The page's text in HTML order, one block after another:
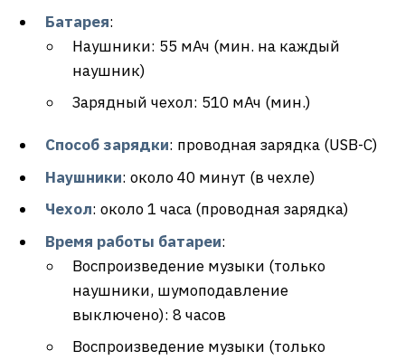
Батарея:
Наушники: 55 мАч (мин. на каждый
наушник)
Зарядный чехол: 510 мАч (мин.)
Способ зарядки: проводная зарядка (USB-C)
Наушники: около 40 минут (в чехле)
Чехол: около 1 часа (проводная зарядка)
Время работы батареи:
Воспроизведение музыки (только
наушники, шумоподавление
выключено): 8 часов
Воспроизведение музыки (только